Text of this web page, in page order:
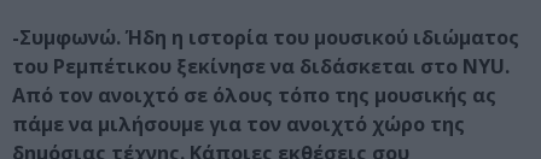
-Συμφωνώ. Ήδη η ιστορία του μουσικού ιδιώματος
του Ρεμπέτικου ξεκίνησε να διδάσκεται στο NYU.
Από τον ανοιχτό σε όλους τόπο της μουσικής ας
πάμε να μιλήσουμε για τον ανοιχτό χώρο της
δημόσιας τέχνης. Κάποιες εκθέσεις σου